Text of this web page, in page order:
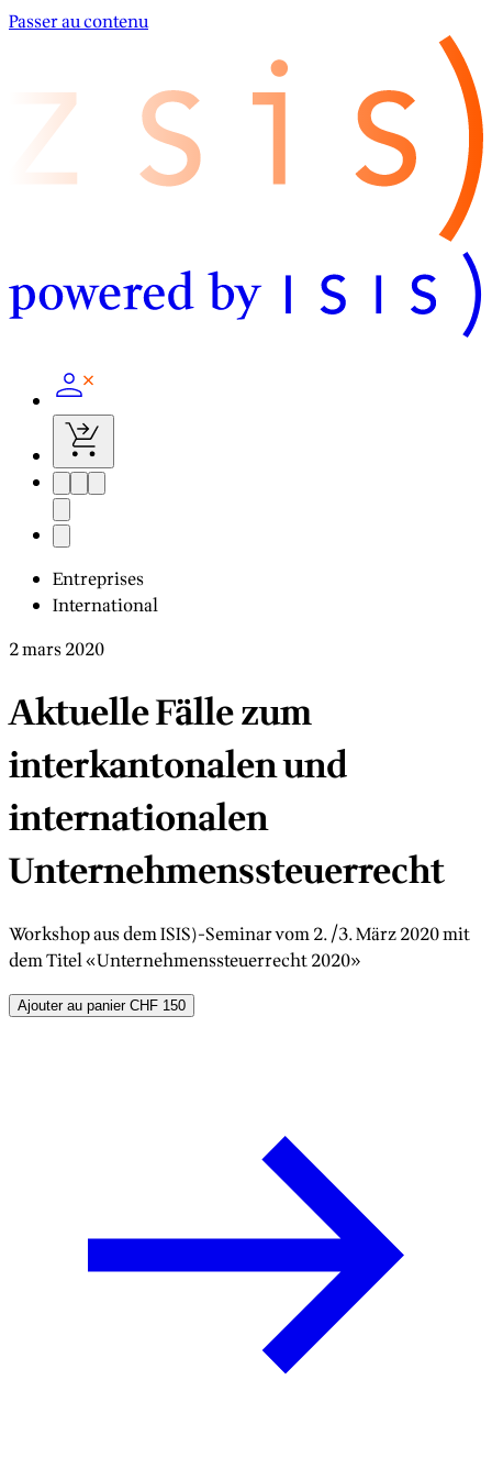
Passer au contenu
Entreprises
International
2 mars 2020
Aktuelle Fälle zum
interkantonalen und
internationalen
Unternehmenssteuerrecht
Workshop aus dem ISIS)-Seminar vom 2./3. März 2020 mit
dem Titel «Unternehmenssteuerrecht 2020»
Ajouter au panier CHF 150